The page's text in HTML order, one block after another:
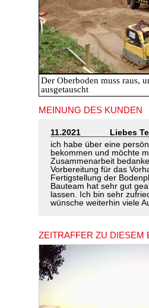
Der Oberboden muss raus,
ausgetauscht
MEINUNG DES KUNDEN
11.2021
Liebes
ich habe über eine
bekommen und möchte
Zusammenarbeit
Vorbereitung für das
Fertigstellung der
Bauteam hat sehr gut
lassen. Ich bin sehr
wünsche weiterhin viele
ZEITRAFFER ZU DIESEM